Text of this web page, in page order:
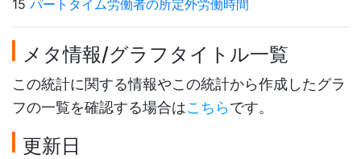
15 パートタイム労働者の所定外労働時間
メタ情報/グラフタイトル一覧
この統計に関する情報やこの統計から作成したグラ
フの一覧を確認する場合はこちらです。
更新日